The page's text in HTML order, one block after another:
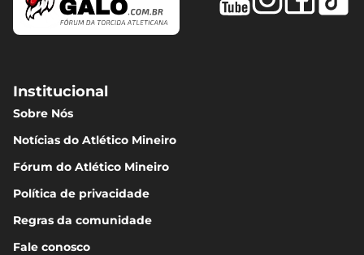
Institucional
Sobre Nós
Notícias do Atlético Mineiro
Fórum do Atlético Mineiro
Política de privacidade
Regras da comunidade
Fale conosco